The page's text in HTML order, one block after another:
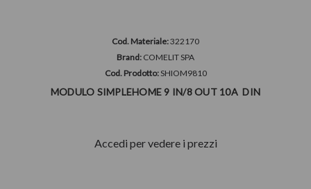
Cod. Materiale:322170
Brand: COMELIT SPA
Cod. Prodotto: SHIOM9810
MODULO SIMPLEHOME 9 IN/8 OUT 10A ­ DIN
Accedi per vedere i prezzi